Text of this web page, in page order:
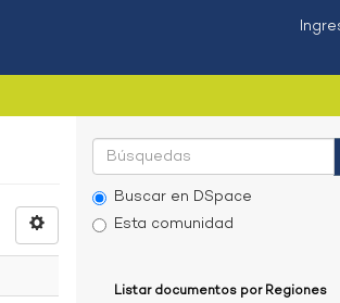
Buscar en DSpace
Esta comunidad
Listar documentos por Regiones